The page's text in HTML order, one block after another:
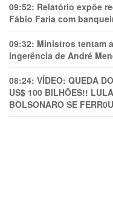
09:52: Relatório expõe
Fábio Faria com
09:32: Ministros tentam
ingerência de André
08:24: VÍDEO: QUEDA
US$ 100 BILHÕES!!
BOLSONARO SE FERR0U